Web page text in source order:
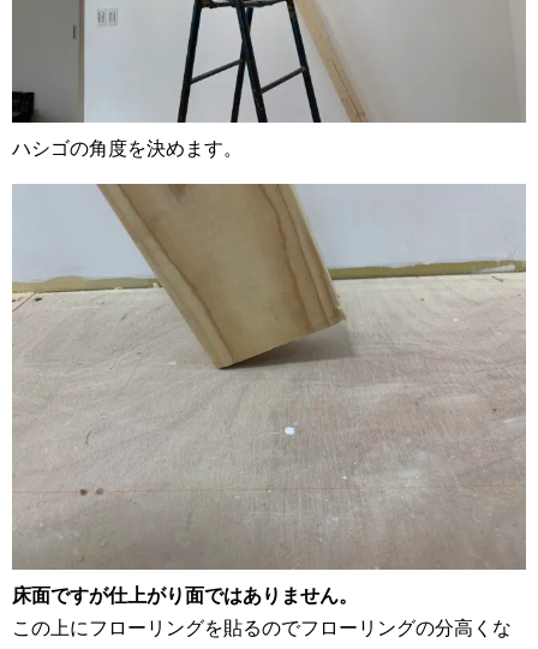
ハシゴの角度を決めます。
床面ですが仕上がり面ではありません。
この上にフローリングを貼るのでフローリングの分高くな